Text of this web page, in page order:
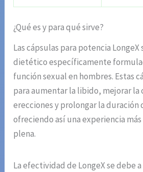
¿Qué es y para qué sirve?
Las cápsulas para potencia
dietético específicamente
función sexual en hombres. Estas
para aumentar la libido, mejorar la
erecciones y prolongar la duración
ofreciendo así una experiencia
plena.
La efectividad de LongeX se debe